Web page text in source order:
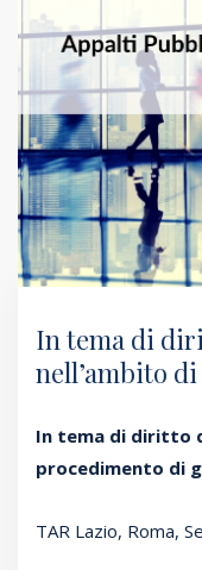
In tema di
nell’ambito
In tema di diritto
procedimento di
TAR Lazio, Roma,